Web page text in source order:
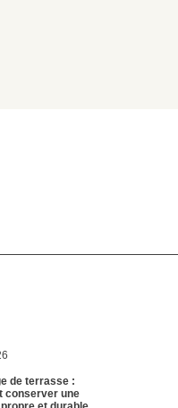
de terrasse :
conserver une